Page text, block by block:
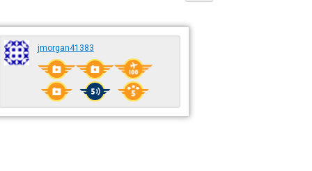
jmorgan41383